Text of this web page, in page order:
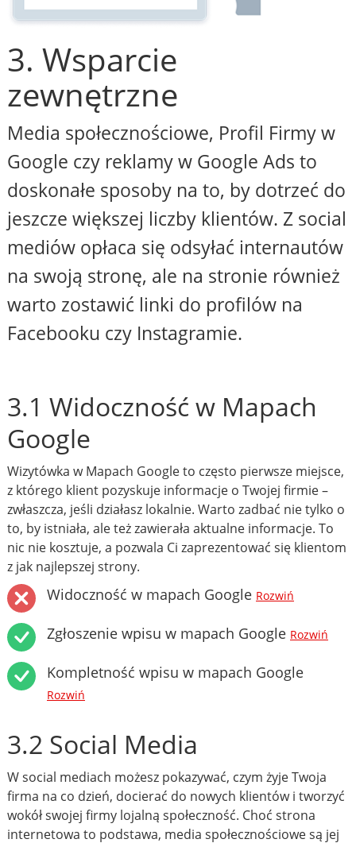
3. Wsparcie
zewnętrzne
Media społecznościowe, Profil Firmy w
Google czy reklamy w Google Ads to
doskonałe sposoby na to, by dotrzeć do
jeszcze większej liczby klientów. Z social
mediów opłaca się odsyłać internautów
na swoją stronę, ale na stronie również
warto zostawić linki do profilów na
Facebooku czy Instagramie.
3.1 Widoczność w Mapach
Google
Wizytówka w Mapach Google to często pierwsze miejsce,
z którego klient pozyskuje informacje o Twojej firmie –
zwłaszcza, jeśli działasz lokalnie. Warto zadbać nie tylko o
to, by istniała, ale też zawierała aktualne informacje. To
nic nie kosztuje, a pozwala Ci zaprezentować się klientom
z jak najlepszej strony.
Widoczność w mapach Google Rozwiń
Zgłoszenie wpisu w mapach Google Rozwiń
Kompletność wpisu w mapach Google
Rozwiń
3.2 Social Media
W social mediach możesz pokazywać, czym żyje Twoja
firma na co dzień, docierać do nowych klientów i tworzyć
wokół swojej firmy lojalną społeczność. Choć strona
internetowa to podstawa, media społecznościowe są jej